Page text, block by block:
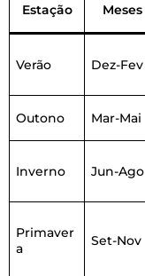
Estação Meses
Verão Dez-Fev
Outono Mar-Mai
Inverno Jun-Ago
Primaver
a
Set-Nov